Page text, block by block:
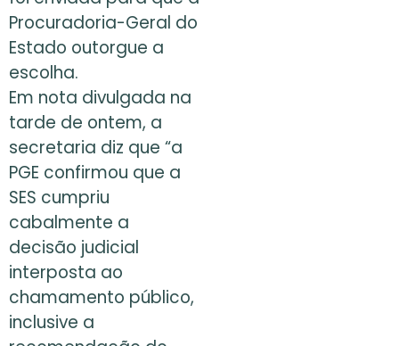
Procuradoria-Geral do
Estado outorgue a
escolha.
Em nota divulgada na
tarde de ontem, a
secretaria diz que “a
PGE confirmou que a
SES cumpriu
cabalmente a
decisão judicial
interposta ao
chamamento público,
inclusive a